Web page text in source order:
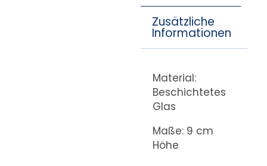
Zusätzliche
Informationen
Material:
Beschichtetes
Glas
Maße: 9 cm
Höhe